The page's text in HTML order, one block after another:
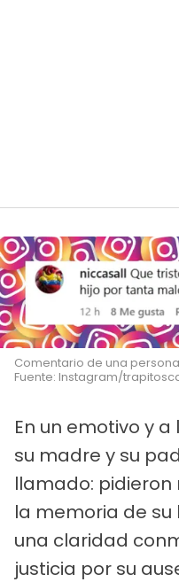
Comentario de una
Fuente: Instagram/
En un emotivo y
su madre y su
llamado:
la memoria de su
una claridad
justicia por su